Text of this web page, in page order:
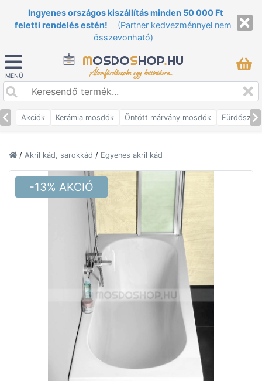
Ingyenes országos kiszállítás minden 50 000 Ft
feletti rendelés estén!
(Partner kedvezménnyel nem
összevonható)
MENÜ
MOSDOSHOP.HU
Álomfürdőszoba egy kattintásra...
Akciók Kerámia mosdók Öntött márvány mosdók
/ Akril kád, sarokkád / Egyenes akril kád
-13% AKCIÓ